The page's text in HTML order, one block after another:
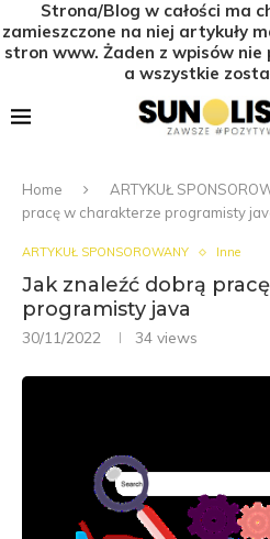
Strona/Blog w całości ma
zamieszczone na niej artykuły
stron www. Żaden z wpisów nie
a wszystkie
Home ARTYKUŁ
pracę w charakterze programisty
ARTYKUŁ SPONSOROWANY Inne
Jak znaleźć dobrą
programisty java
30/11/2022 34 views